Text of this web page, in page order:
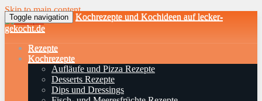
Skip to main content
Toggle navigation
Kochrezepte und Kochideen auf lecker-
gekocht.de
Rezepte
Kochrezepte
Aufläufe und Pizza Rezepte
Desserts Rezepte
Dips und Dressings